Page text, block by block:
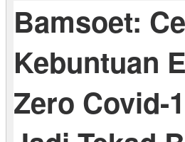
Bamsoet:
Kebuntuan
Zero Covid-